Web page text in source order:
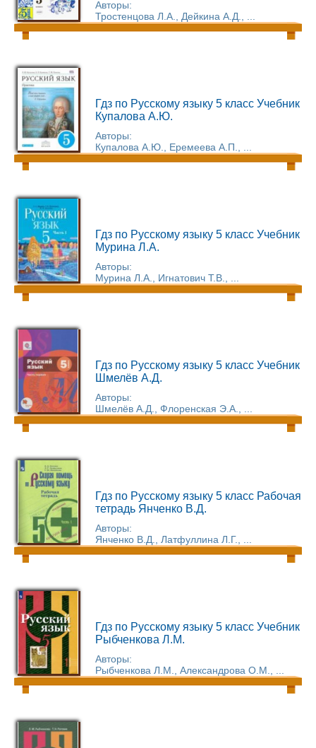
Авторы:
Тростенцова Л.А., Дейкина А.Д., ...
Гдз по Русскому языку 5 класс Учебник
Купалова А.Ю.
Авторы:
Купалова А.Ю., Еремеева А.П., ...
Гдз по Русскому языку 5 класс Учебник
Мурина Л.А.
Авторы:
Мурина Л.А., Игнатович Т.В., ...
Гдз по Русскому языку 5 класс Учебник
Шмелёв А.Д.
Авторы:
Шмелёв А.Д., Флоренская Э.А., ...
Гдз по Русскому языку 5 класс Рабочая
тетрадь Янченко В.Д.
Авторы:
Янченко В.Д., Латфуллина Л.Г., ...
Гдз по Русскому языку 5 класс Учебник
Рыбченкова Л.М.
Авторы:
Рыбченкова Л.М., Александрова О.М., ...